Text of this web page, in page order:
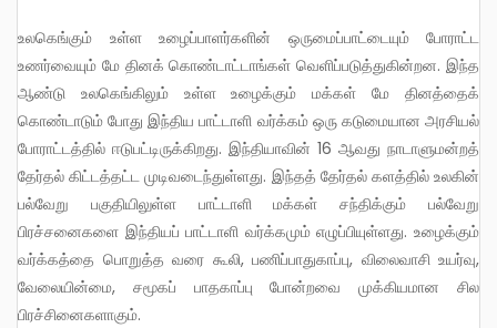
உலகெங்கும் உள்ள உழைப்பாளர்களின் ஒருமைப்பாட்டையும் போராட்ட
உணர்வையும் மே தினக் கொண்டாட்டாங்கள் வெளிப்படுத்துகின்றன. இந்த
ஆண்டு உலகெங்கிலும் உள்ள உழைக்கும் மக்கள் மே தினத்தைக்
கொண்டாடும் போது இந்திய பாட்டாளி வர்க்கம் ஒரு கடுமையான அரசியல்
போராட்டத்தில் ஈடுபட்டிருக்கிறது. இந்தியாவின் 16 ஆவது நாடாளுமன்றத்
தேர்தல் கிட்டத்தட்ட முடிவடைந்துள்ளது. இந்தத் தேர்தல் களத்தில் உலகின்
பல்வேறு பகுதியிலுள்ள பாட்டாளி மக்கள் சந்திக்கும் பல்வேறு
பிரச்சனைகளை இந்தியப் பாட்டாளி வர்க்கமும் எழுப்பியுள்ளது. உழைக்கும்
வர்க்கத்தை பொறுத்த வரை கூலி, பணிப்பாதுகாப்பு, விலைவாசி உயர்வு,
வேலையின்மை, சமூகப் பாதகாப்பு போன்றவை முக்கியமான சில
பிரச்சினைகளாகும்.